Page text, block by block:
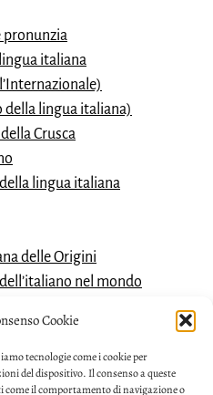
Cookie
tecnologie come i cookie per
del dispositivo. Il consenso a queste
come il comportamento di navigazione o
pronunzia
italiana
della lingua italiana)
Crusca
lingua italiana
delle Origini
nel mondo